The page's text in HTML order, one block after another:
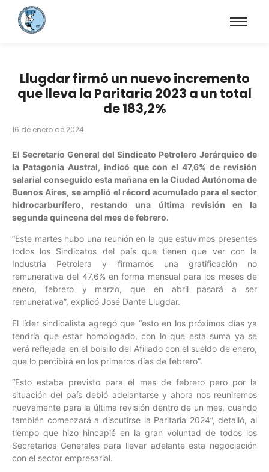
Llugdar firmó un nuevo incremento
que lleva la Paritaria 2023 a un total
de 183,2%
16 de enero de 2024
El Secretario General del Sindicato Petrolero Jerárquico de
la Patagonia Austral, indicó que con el 47,6% de revisión
salarial conseguido esta mañana en la Ciudad Autónoma de
Buenos Aires, se amplió el récord acumulado para el sector
hidrocarburífero, restando una última revisión en la
segunda quincena del mes de febrero.
“Este martes hubo una reunión en la que estuvimos presentes
todos los Sindicatos del país que tienen que ver con la
Industria Petrolera y firmamos una gratificación no
remunerativa del 47,6% en forma mensual para los meses de
enero, febrero y marzo, que en abril pasará a ser
remunerativa”, explicó José Dante Llugdar.
El líder sindicalista agregó que “esto en los próximos días ya
tendría que estar homologado, con lo que esta suma ya se
verá reflejada en el bolsillo del Afiliado con el sueldo de enero,
que lo percibirá en los primeros días de febrero”.
“Esto estaba previsto para el mes de febrero pero por la
situación del país debió adelantarse y ahora nos reuniremos
nuevamente para la última revisión dentro de un mes, cuando
también comenzará a discutirse la Paritaria 2024”, detalló, al
tiempo que hizo hincapié en la gran voluntad de todos los
Secretarios Generales para llevar adelante esta negociación
con el sector empresarial.